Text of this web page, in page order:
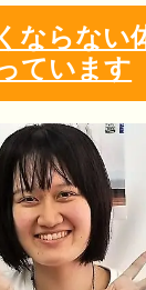
ならない
ています